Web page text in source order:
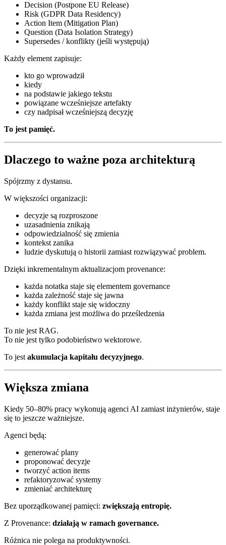
Decision (Postpone EU Release)
Risk (GDPR Data Residency)
Action Item (Mitigation Plan)
Question (Data Isolation Strategy)
Supersedes / konflikty (jeśli występują)
Każdy element zapisuje:
kto go wprowadził
kiedy
na podstawie jakiego tekstu
powiązane wcześniejsze artefakty
czy nadpisał wcześniejszą decyzję
To jest pamięć.
Dlaczego to ważne poza architekturą
Spójrzmy z dystansu.
W większości organizacji:
decyzje są rozproszone
uzasadnienia znikają
odpowiedzialność się zmienia
kontekst zanika
ludzie dyskutują o historii zamiast rozwiązywać problem.
Dzięki inkrementalnym aktualizacjom provenance:
każda notatka staje się elementem governance
każda zależność staje się jawna
każdy konflikt staje się widoczny
każda zmiana jest możliwa do prześledzenia
To nie jest RAG.
To nie jest tylko podobieństwo wektorowe.
To jest akumulacja kapitału decyzyjnego.
Większa zmiana
Kiedy 50–80% pracy wykonują agenci AI zamiast inżynierów, staje
się to jeszcze ważniejsze.
Agenci będą:
generować plany
proponować decyzje
tworzyć action items
refaktoryzować systemy
zmieniać architekturę
Bez uporządkowanej pamięci: zwiększają entropię.
Z Provenance: działają w ramach governance.
Różnica nie polega na produktywności.